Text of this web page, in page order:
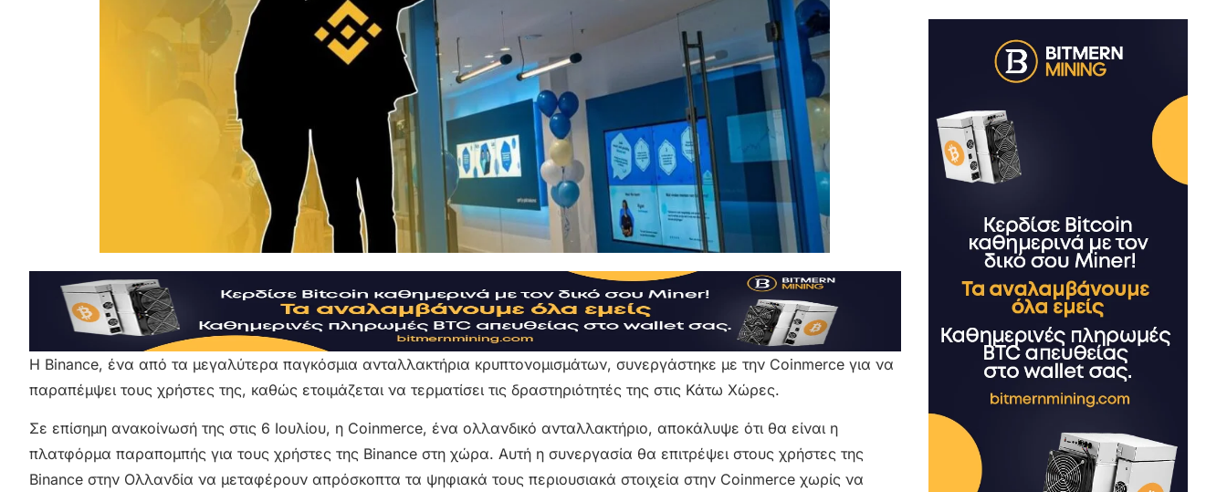
Η Binance, ένα από τα μεγαλύτερα παγκόσμια ανταλλακτήρια κρυπτονομισμάτων, συνεργάστηκε με την Coinmerce για να
παραπέμψει τους χρήστες της, καθώς ετοιμάζεται να τερματίσει τις δραστηριότητές της στις Κάτω Χώρες.
Σε επίσημη ανακοίνωσή της στις 6 Ιουλίου, η Coinmerce, ένα ολλανδικό ανταλλακτήριο, αποκάλυψε ότι θα είναι η
πλατφόρμα παραπομπής για τους χρήστες της Binance στη χώρα. Αυτή η συνεργασία θα επιτρέψει στους χρήστες της
Binance στην Ολλανδία να μεταφέρουν απρόσκοπτα τα ψηφιακά τους περιουσιακά στοιχεία στην Coinmerce χωρίς να